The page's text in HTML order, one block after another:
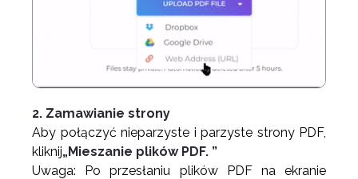
2. Zamawianie strony
Aby połączyć nieparzyste i parzyste strony PDF,
kliknij„Mieszanie plików PDF. ”
Uwaga: Po przesłaniu plików PDF na ekranie